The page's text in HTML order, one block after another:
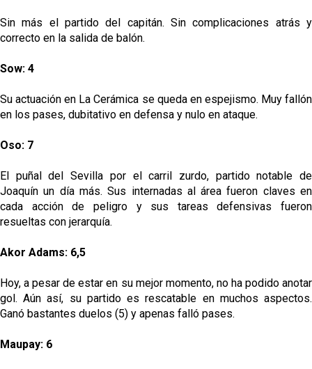
Sin más el partido del capitán. Sin complicaciones atrás y
correcto en la salida de balón.
Sow: 4
Su actuación en La Cerámica se queda en espejismo. Muy fallón
en los pases, dubitativo en defensa y nulo en ataque.
Oso: 7
El puñal del Sevilla por el carril zurdo, partido notable de
Joaquín un día más. Sus internadas al área fueron claves en
cada acción de peligro y sus tareas defensivas fueron
resueltas con jerarquía.
Akor Adams: 6,5
Hoy, a pesar de estar en su mejor momento, no ha podido anotar
gol. Aún así, su partido es rescatable en muchos aspectos.
Ganó bastantes duelos (5) y apenas falló pases.
Maupay: 6